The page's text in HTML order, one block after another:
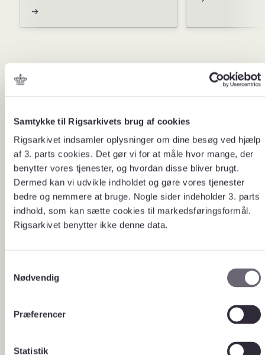
Samtykke til Rigsarkivets brug af cookies
Rigsarkivet indsamler oplysninger om dine besøg ved hjælp
af 3. parts cookies. Det gør vi for at måle hvor mange, der
benytter vores tjenester, og hvordan disse bliver brugt.
Dermed kan vi udvikle indholdet og gøre vores tjenester
bedre og nemmere at bruge. Nogle sider indeholder 3. parts
indhold, som kan sætte cookies til markedsføringsformål.
Rigsarkivet benytter ikke denne data.
Nødvendig
Præferencer
Statistik
Temaer L-Å
Lokaladministrationen
Arkivalier fra købstæder,
magistrater, sønderjyske
lokalarkiver samt landråder i
Sønderjylland.
Mænd, der
til militærtjeneste.
Lægdsruller og
Danmark og
preussiske
Registrature
Her finder du en masse registre og